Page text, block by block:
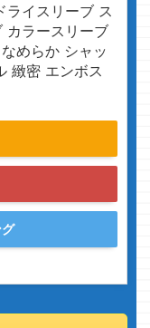
ライスリーブ ス
カラースリーブ
めらか シャッ
緻密 エンボス